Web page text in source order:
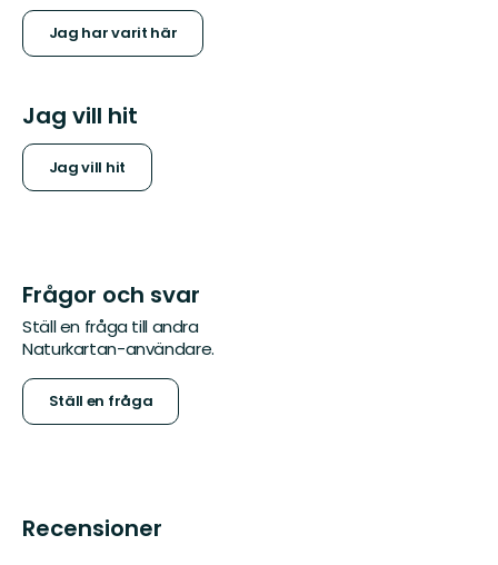
Jag har varit här
Jag vill hit
Jag vill hit
Frågor och svar
Ställ en fråga till andra
Naturkartan-användare.
Ställ en fråga
Recensioner